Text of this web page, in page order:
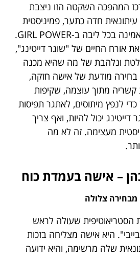
המהפכה השקטה הזו ניצבת
חדה כתער, פמיניסטית
מושבעת, בת 34, שמאמינה בכל ליבה ב-GIRL POWER.
אורח החיים של "שוגר דייטינג",
ונלהבת של מה שהיא מכנה
בחירה מודעת של אישה חזקה,
מתוך עוצמה, שקיפות
כדי לנפץ מיתוסים, לאתגר תפיסות
דייטינג יכול להיות, ואף צריך
מעצימה. זה לא מה
צלולה
הסטריאוטיפית שעולה לראש
היא אישה מצליחה בזכות
שלה מרשימה, והיא ידועה